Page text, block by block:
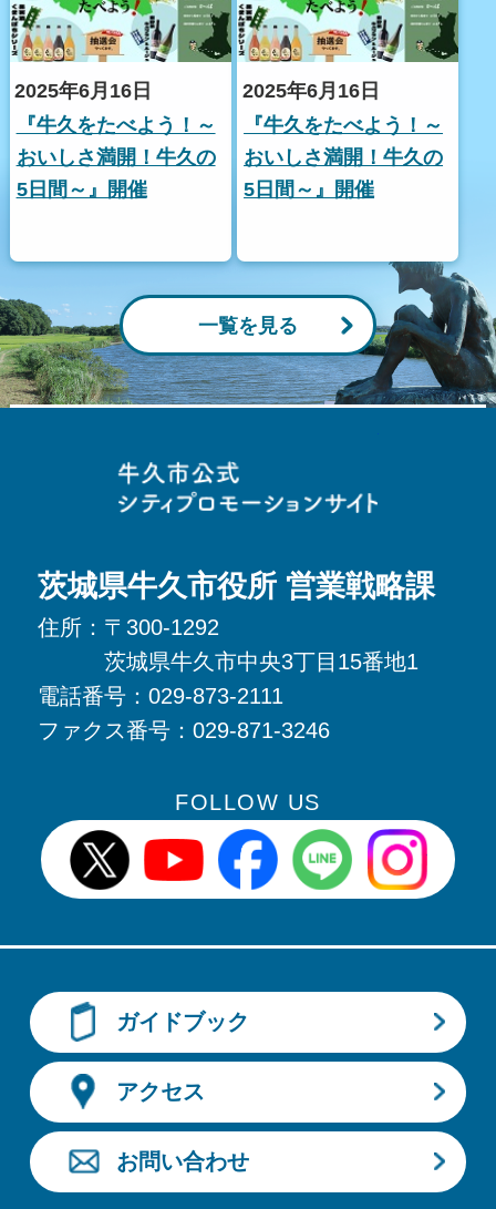
2025年6月16日
『牛久をたべよう！～
おいしさ満開！牛久の
5日間～』開催
2025年6月16日
『牛久をたべよう！～
おいしさ満開！牛久の
5日間～』開催
一覧を見る
茨城県牛久市役所 営業戦略課
住所： 〒300-1292
茨城県牛久市中央3丁目15番地1
電話番号： 029-873-2111
ファクス番号： 029-871-3246
FOLLOW US
牛久市X(旧twitter)
牛久市Youtube牛久市Facebook
牛久市LINE
牛久
ガイドブック
アクセス
お問い合わせ